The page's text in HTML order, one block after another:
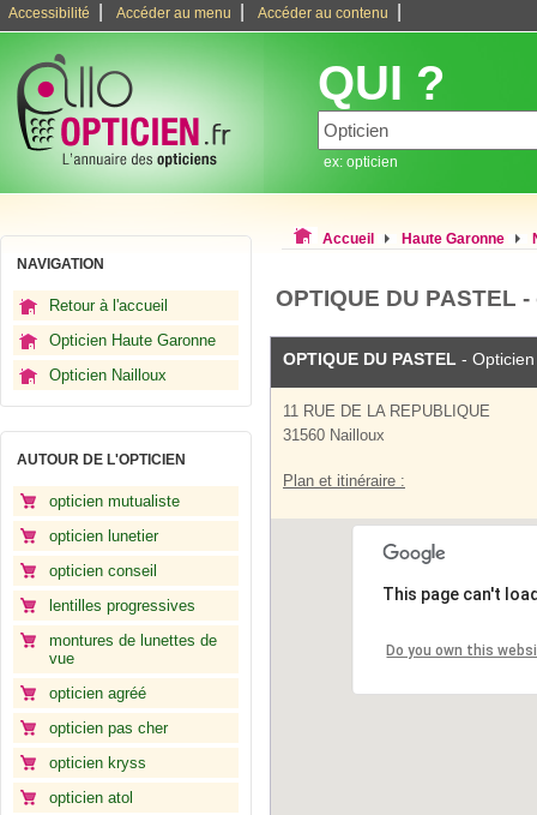
Accessibilité Accéder au menu Accéder au contenu
QUI ?
ex: opticien
NAVIGATION
Retour à l'accueil
Opticien Haute Garonne
Opticien Nailloux
AUTOUR DE L'OPTICIEN
opticien mutualiste
opticien lunetier
opticien conseil
lentilles progressives
montures de lunettes de
vue
opticien agréé
opticien pas cher
opticien kryss
opticien atol
Accueil Haute Garonne
OPTIQUE DU PASTEL
OPTIQUE DU PASTEL - Opticien
11 RUE DE LA REPUBLIQUE
31560 Nailloux
Plan et itinéraire :
This page can't
Do you own this